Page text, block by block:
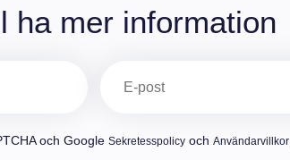
ha mer information
post
och Google Sekretesspolicy och Användarvillkor